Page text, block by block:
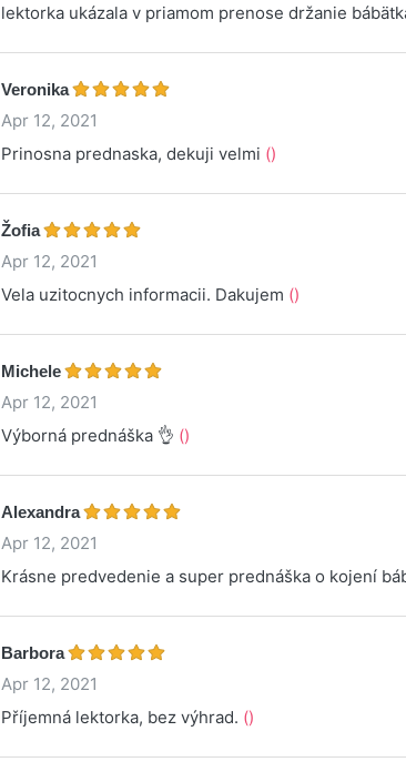
lektorka ukázala v priamom prenose držanie
Veronika
Apr 12, 2021
Prinosna prednaska, dekuji velmi ()
Žofia
Apr 12, 2021
Vela uzitocnych informacii. Dakujem ()
Michele
Apr 12, 2021
Výborná prednáška 👌 ()
Alexandra
Apr 12, 2021
Krásne predvedenie a super prednáška o kojení
Barbora
Apr 12, 2021
Příjemná lektorka, bez výhrad. ()